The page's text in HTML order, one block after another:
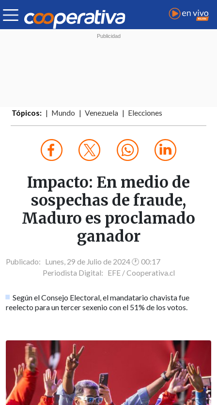
Tópicos: Mundo Venezuela Elecciones
Impacto: En medio de
sospechas de fraude,
Maduro es proclamado
ganador
Publicado: Lunes, 29 de Julio de 2024 🕐 00:17
Periodista Digital: EFE / Cooperativa.cl
Según el Consejo Electoral, el mandatario chavista fue
reelecto para un tercer sexenio con el 51% de los votos.